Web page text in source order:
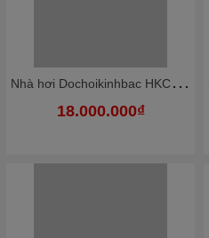
N
hà hơi Dochoikinhbac HKCNH4
18.000.000₫